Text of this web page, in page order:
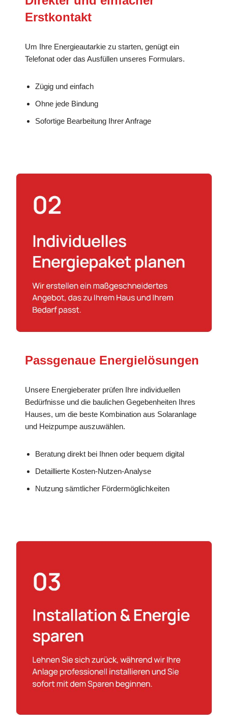
Erstkontakt
Um Ihre Energieautarkie zu starten, genügt ein
Telefonat oder das Ausfüllen unseres Formulars.
Zügig und einfach
Ohne jede Bindung
Sofortige Bearbeitung Ihrer Anfrage
Passgenaue Energielösungen
Unsere Energieberater prüfen Ihre individuellen
Bedürfnisse und die baulichen Gegebenheiten Ihres
Hauses, um die beste Kombination aus Solaranlage
und Heizpumpe auszuwählen.
Beratung direkt bei Ihnen oder bequem digital
Detaillierte Kosten-Nutzen-Analyse
Nutzung sämtlicher Fördermöglichkeiten